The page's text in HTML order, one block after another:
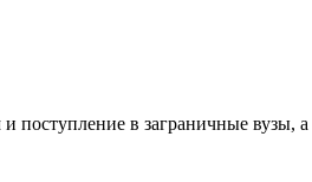
в заграничные вузы, а